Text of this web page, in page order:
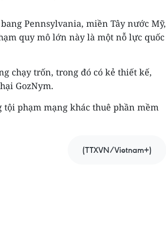
Pennsylvania, miền Tây nước Mỹ,
quy mô lớn này là một nỗ lực quốc
chạy trốn, trong đó có kẻ thiết kế,
GozNym.
phạm mạng khác thuê phần mềm
(TTXVN/Vietnam+)